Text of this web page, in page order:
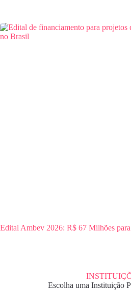
Edital Ambev 2026: R$ 67 Milhões
Escolha uma Instituição